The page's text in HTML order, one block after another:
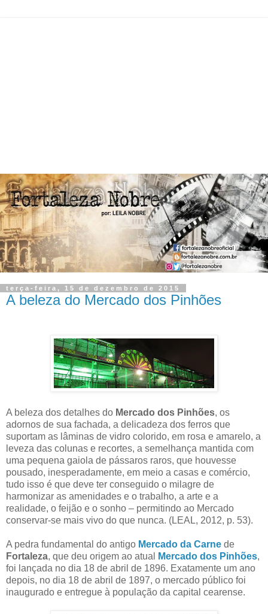
terça-feira, 15 de dezembro de 2015
A beleza do Mercado dos Pinhões
A beleza dos detalhes do Mercado dos Pinhões, os
adornos de sua fachada, a delicadeza dos ferros que
suportam as lâminas de vidro colorido, em rosa e amarelo, a
leveza das colunas e recortes, a semelhança mantida com
uma pequena gaiola de pássaros raros, que houvesse
pousado, inesperadamente, em meio a casas e comércio,
tudo isso é que deve ter conseguido o milagre de
harmonizar as amenidades e o trabalho, a arte e a
realidade, o feijão e o sonho – permitindo ao Mercado
conservar-se mais vivo do que nunca. (LEAL, 2012, p. 53).
A pedra fundamental do antigo Mercado da Carne de
Fortaleza, que deu origem ao atual Mercado dos Pinhões,
foi lançada no dia 18 de abril de 1896. Exatamente um ano
depois, no dia 18 de abril de 1897, o mercado público foi
inaugurado e entregue à população da capital cearense.